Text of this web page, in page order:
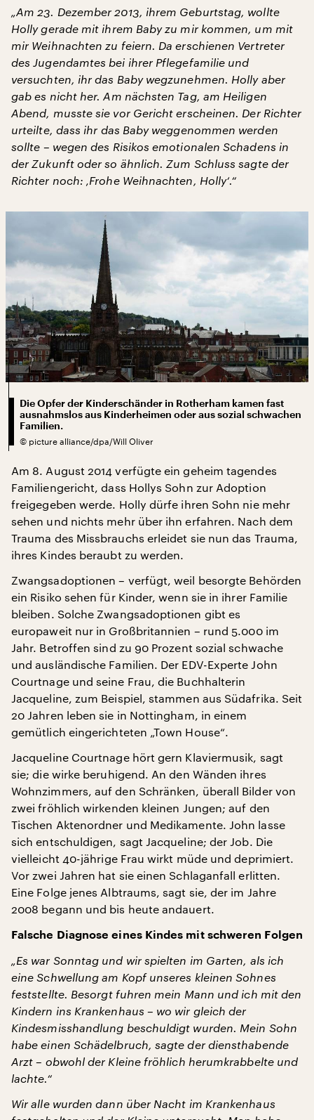
„Am 23. Dezember 2013, ihrem Geburtstag, wollte
Holly gerade mit ihrem Baby zu mir kommen, um mit
mir Weihnachten zu feiern. Da erschienen Vertreter
des Jugendamtes bei ihrer Pflegefamilie und
versuchten, ihr das Baby wegzunehmen. Holly aber
gab es nicht her. Am nächsten Tag, am Heiligen
Abend, musste sie vor Gericht erscheinen. Der Richter
urteilte, dass ihr das Baby weggenommen werden
sollte – wegen des Risikos emotionalen Schadens in
der Zukunft oder so ähnlich. Zum Schluss sagte der
Richter noch: ‚Frohe Weihnachten, Holly‘.“
Die Opfer der Kinderschänder in Rotherham kamen fast
ausnahmslos aus Kinderheimen oder aus sozial schwachen
Familien.
© picture alliance/dpa/Will Oliver
Am 8. August 2014 verfügte ein geheim tagendes
Familiengericht, dass Hollys Sohn zur Adoption
freigegeben werde. Holly dürfe ihren Sohn nie mehr
sehen und nichts mehr über ihn erfahren. Nach dem
Trauma des Missbrauchs erleidet sie nun das Trauma,
ihres Kindes beraubt zu werden.
Zwangsadoptionen – verfügt, weil besorgte Behörden
ein Risiko sehen für Kinder, wenn sie in ihrer Familie
bleiben. Solche Zwangsadoptionen gibt es
europaweit nur in Großbritannien – rund 5.000 im
Jahr. Betroffen sind zu 90 Prozent sozial schwache
und ausländische Familien. Der EDV-Experte John
Courtnage und seine Frau, die Buchhalterin
Jacqueline, zum Beispiel, stammen aus Südafrika. Seit
20 Jahren leben sie in Nottingham, in einem
gemütlich eingerichteten „Town House“.
Jacqueline Courtnage hört gern Klaviermusik, sagt
sie; die wirke beruhigend. An den Wänden ihres
Wohnzimmers, auf den Schränken, überall Bilder von
zwei fröhlich wirkenden kleinen Jungen; auf den
Tischen Aktenordner und Medikamente. John lasse
sich entschuldigen, sagt Jacqueline; der Job. Die
vielleicht 40-jährige Frau wirkt müde und deprimiert.
Vor zwei Jahren hat sie einen Schlaganfall erlitten.
Eine Folge jenes Albtraums, sagt sie, der im Jahre
2008 begann und bis heute andauert.
Falsche Diagnose eines Kindes mit schweren Folgen
„Es war Sonntag und wir spielten im Garten, als ich
eine Schwellung am Kopf unseres kleinen Sohnes
feststellte. Besorgt fuhren mein Mann und ich mit den
Kindern ins Krankenhaus – wo wir gleich der
Kindesmisshandlung beschuldigt wurden. Mein Sohn
habe einen Schädelbruch, sagte der diensthabende
Arzt – obwohl der Kleine fröhlich herumkrabbelte und
lachte.“
Wir alle wurden dann über Nacht im Krankenhaus